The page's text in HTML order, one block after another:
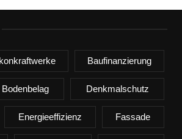
Baufinanzierung
Bodenbelag Denkmalschutz
Energieeffizienz Fassade